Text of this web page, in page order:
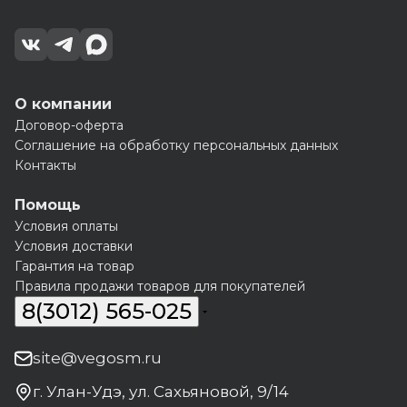
О компании
Договор-оферта
Соглашение на обработку персональных данных
Контакты
Помощь
Условия оплаты
Условия доставки
Гарантия на товар
Правила продажи товаров для покупателей
8(3012) 565-025
site@vegosm.ru
г. Улан-Удэ, ул. Сахьяновой, 9/14